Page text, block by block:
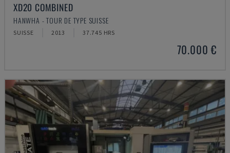
XD20 COMBINED
HANWHA - TOUR DE TYPE SUISSE
SUISSE 2013 37.745 HRS
70.000 €